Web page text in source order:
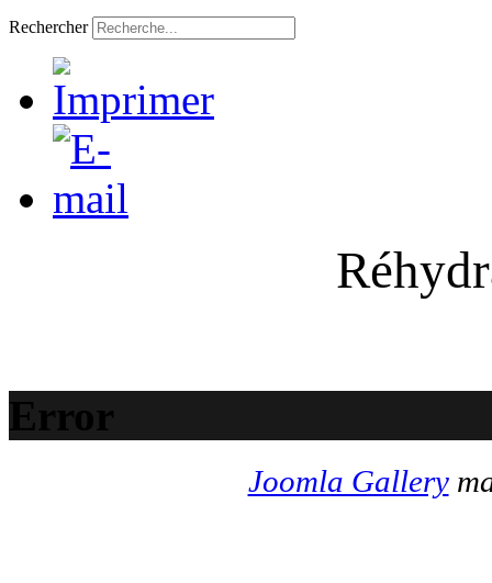
Rechercher
Error
Joomla Gallery